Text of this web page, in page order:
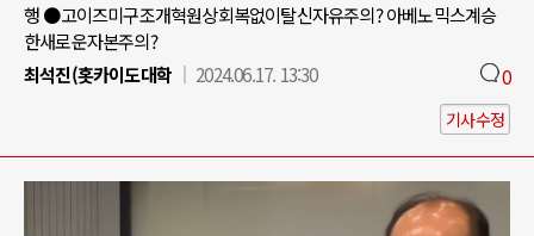
행 ●고이즈미구조개혁원상회복없이탈신자유주의? 아베노믹스계승
한새로운자본주의?
최석진(홋카이도대학
2024.06.17. 13:30 0
기사수정